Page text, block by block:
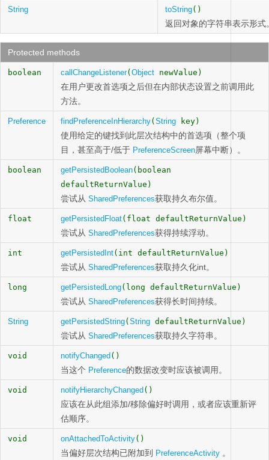
String toString()
返回对象的字符串表示形式
Protected methods
boolean callChangeListener( Object newValue)
在用户更改首选项之后但在内部状态设置之前调用此
方法。
Preference findPreferenceInHierarchy( String key)
使用给定的键找到此层次结构中的首选项（整个项
目，甚至高于/低于 PreferenceScreen屏幕中断）。
boolean getPersistedBoolean(boolean
defaultReturnValue)
尝试从 SharedPreferences获取持久布尔值。
float getPersistedFloat(float defaultReturnValue)
尝试从 SharedPreferences获得持续浮动。
int getPersistedInt(int defaultReturnValue)
尝试从 SharedPreferences获取持久化int。
long getPersistedLong(long defaultReturnValue)
尝试从 SharedPreferences获得长时间持续。
String getPersistedString( String defaultReturnValue)
尝试从 SharedPreferences获取持久字符串。
void notifyChanged ()
当这个 Preference的数据改变时应该被调用。
void notifyHierarchyChanged ()
应该在从此组添加/移除偏好时调用，或者应该重新评
估顺序。
void onAttachedToActivity()
当偏好层次结构已附加到 PreferenceActivity 。